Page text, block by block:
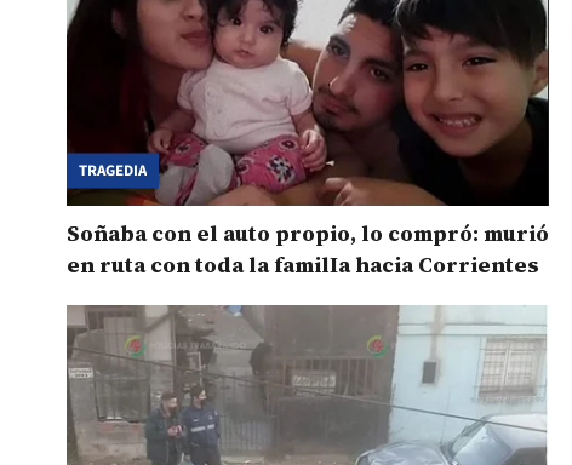
TRAGEDIA
Soñaba con el auto propio, lo compró: murió
en ruta con toda la familIa hacia Corrientes